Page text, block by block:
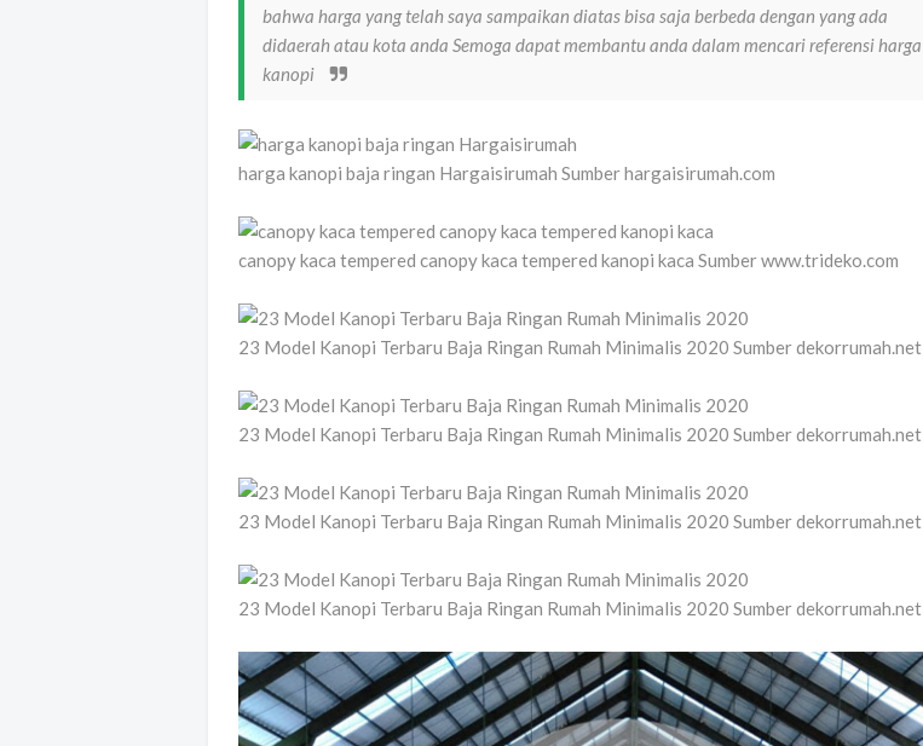
bahwa harga yang telah saya sampaikan diatas bisa saja berbeda dengan yang ada
didaerah atau kota anda Semoga dapat membantu anda dalam mencari referensi harga
kanopi
harga kanopi baja ringan Hargaisirumah Sumber hargaisirumah.com
canopy kaca tempered canopy kaca tempered kanopi kaca Sumber www.trideko.com
23 Model Kanopi Terbaru Baja Ringan Rumah Minimalis 2020 Sumber dekorrumah.net
23 Model Kanopi Terbaru Baja Ringan Rumah Minimalis 2020 Sumber dekorrumah.net
23 Model Kanopi Terbaru Baja Ringan Rumah Minimalis 2020 Sumber dekorrumah.net
23 Model Kanopi Terbaru Baja Ringan Rumah Minimalis 2020 Sumber dekorrumah.net